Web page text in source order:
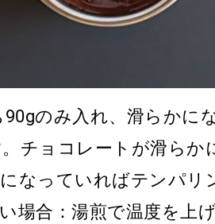
のみ入れ、滑らかに
チョコレートが滑らか
なっていればテンパリ
場合：湯煎で温度を上